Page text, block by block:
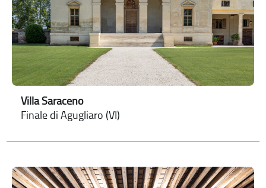
Villa Saraceno
Finale di Agugliaro (VI)